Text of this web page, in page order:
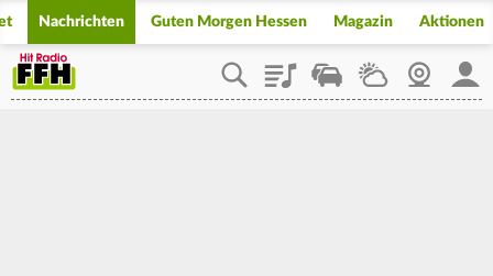
Nachrichten Guten Morgen Hessen Magazin Aktionen
PlaylistStaupilotWetterWebcam